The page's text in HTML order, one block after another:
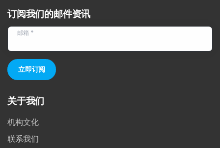
订阅我们的邮件资讯
邮箱 *
立即订阅
关于我们
机构文化
联系我们